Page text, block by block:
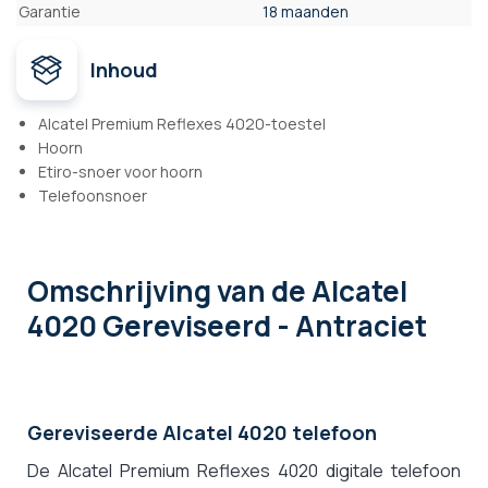
Garantie 18 maanden
Inhoud
Alcatel Premium Reflexes 4020-toestel
Hoorn
Etiro-snoer voor hoorn
Telefoonsnoer
Omschrijvingvan de Alcatel
4020 Gereviseerd - Antraciet
Gereviseerde Alcatel 4020 telefoon
De Alcatel Premium Reflexes 4020 digitale telefoon